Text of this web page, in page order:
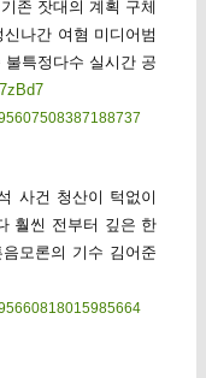
존 잣대의 계획 구체
나간 여혐 미디어범
특정다수 실시간 공
사건 청산이 턱없이
훨씬 전부터 깊은 한
모론의 기수 김어준